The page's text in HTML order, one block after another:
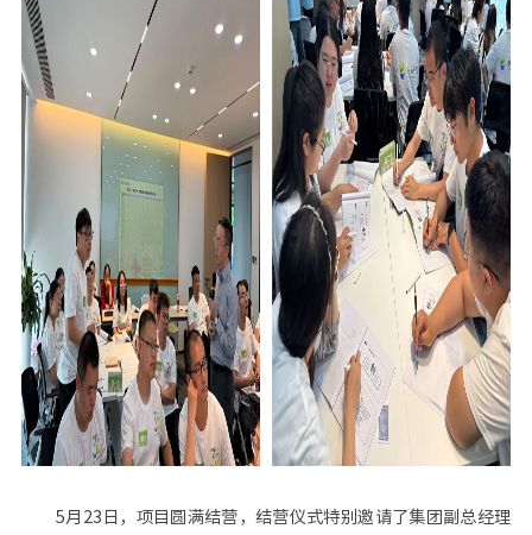
5月23日，项目圆满结营，结营仪式特别邀请了集团副总经理